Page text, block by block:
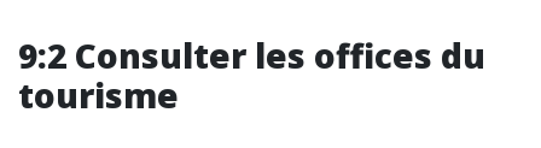
9:2 Consulter les offices du
tourisme